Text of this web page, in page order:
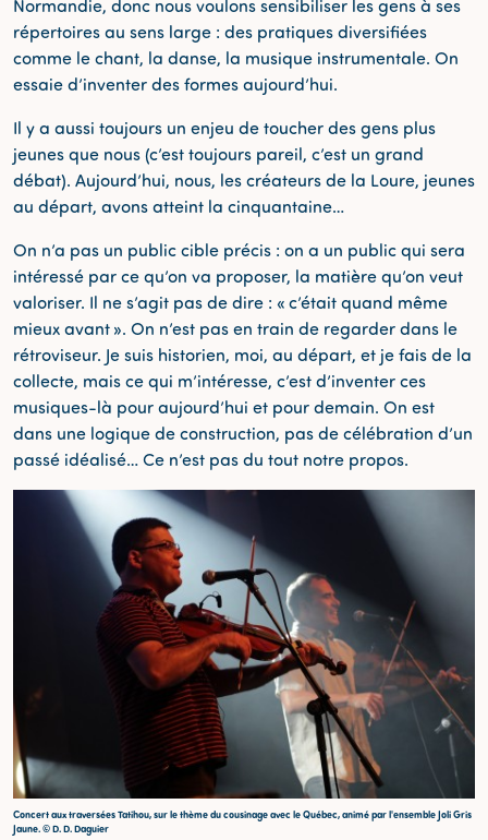
Normandie, donc nous voulons sensibiliser les gens à ses
répertoires au sens large : des pratiques diversifiées
comme le chant, la danse, la musique instrumentale. On
essaie d’inventer des formes aujourd’hui.
Il y a aussi toujours un enjeu de toucher des gens plus
jeunes que nous (c’est toujours pareil, c’est un grand
débat). Aujourd’hui, nous, les créateurs de la Loure, jeunes
au départ, avons atteint la cinquantaine…
On n’a pas un public cible précis : on a un public qui sera
intéressé par ce qu’on va proposer, la matière qu’on veut
valoriser. Il ne s’agit pas de dire : « c’était quand même
mieux avant ». On n’est pas en train de regarder dans le
rétroviseur. Je suis historien, moi, au départ, et je fais de la
collecte, mais ce qui m’intéresse, c’est d’inventer ces
musiques-là pour aujourd’hui et pour demain. On est
dans une logique de construction, pas de célébration d’un
passé idéalisé… Ce n’est pas du tout notre propos.
Concert aux traversées Tatihou, sur le thème du cousinage avec le Québec, animé par l'ensemble Joli Gris
Jaune. © D. D. Daguier